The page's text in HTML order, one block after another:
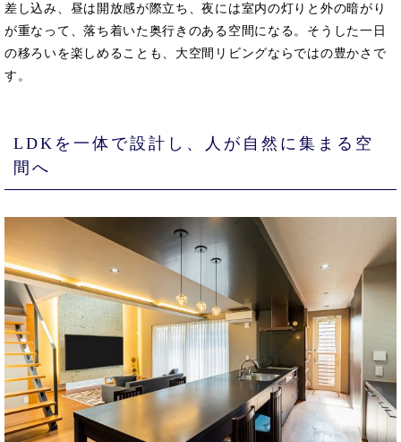
差し込み、昼は開放感が際立ち、夜には室内の灯りと外の暗がり
が重なって、落ち着いた奥行きのある空間になる。そうした一日
の移ろいを楽しめることも、大空間リビングならではの豊かさで
す。
LDKを一体で設計し、人が自然に集まる空
間へ